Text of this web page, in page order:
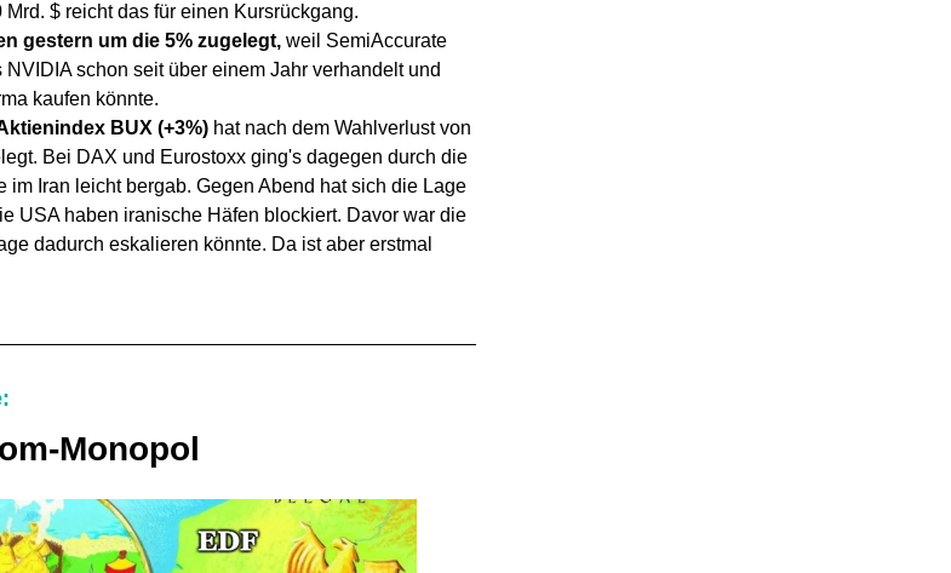
Mrd. $ reicht das für einen Kursrückgang.
gestern um die 5% zugelegt, weil SemiAccurate
NVIDIA schon seit über einem Jahr verhandelt und
kaufen könnte.
BUX (+3%) hat nach dem Wahlverlust von
Bei DAX und Eurostoxx ging's dagegen durch die
im Iran leicht bergab. Gegen Abend hat sich die Lage
USA haben iranische Häfen blockiert. Davor war die
dadurch eskalieren könnte. Da ist aber erstmal
Monopol